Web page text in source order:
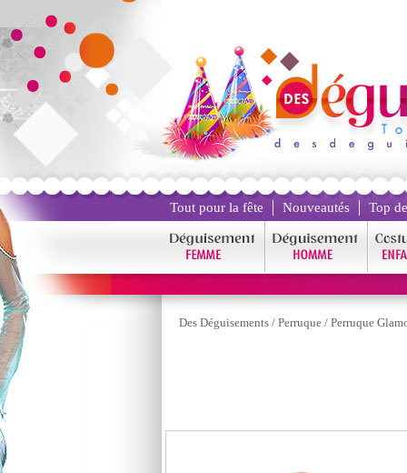
Tout pour la fête Nouveautés Top
Des Déguisements / Perruque / Perruque